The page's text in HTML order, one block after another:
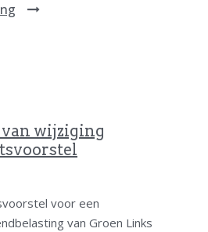
wijziging
voor een
van Groen Links